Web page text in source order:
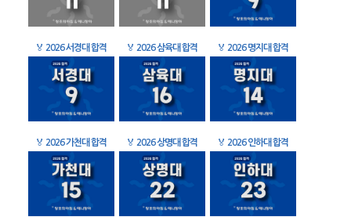
🏅 2026 서경대 합격 🏅 2026 삼육대 합격 🏅 2026 명지대 합격
🏅 2026 가천대 합격 🏅 2026 상명대 합격 🏅 2026 인하대 합격